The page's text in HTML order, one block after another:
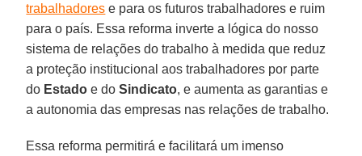
trabalhadores e para os futuros trabalhadores e ruim
para o país. Essa reforma inverte a lógica do nosso
sistema de relações do trabalho à medida que reduz
a proteção institucional aos trabalhadores por parte
do Estado e doSindicato, e aumenta as garantias e
a autonomia das empresas nas relações de trabalho.
Essa reforma permitirá e facilitará um imenso